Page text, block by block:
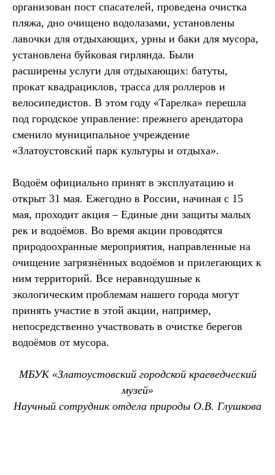
организован пост спасателей, проведена очистка
пляжа, дно очищено водолазами, установлены
лавочки для отдыхающих, урны и баки для мусора,
установлена буйковая гирлянда. Были
расширены услуги для отдыхающих: батуты,
прокат квадрациклов, трасса для роллеров и
велосипедистов. В этом году «Тарелка» перешла
под городское управление: прежнего арендатора
сменило муниципальное учреждение
«Златоустовский парк культуры и отдыха».
Водоём официально принят в эксплуатацию и
открыт 31 мая. Ежегодно в России, начиная с 15
мая, проходит акция – Единые дни защиты малых
рек и водоёмов. Во время акции проводятся
природоохранные мероприятия, направленные на
очищение загрязнённых водоёмов и прилегающих к
ним территорий. Все неравнодушные к
экологическим проблемам нашего города могут
принять участие в этой акции, например,
непосредственно участвовать в очистке берегов
водоёмов от мусора.
МБУК «Златоустовский городской краеведческий
музей»
Научный сотрудник отдела природы О.В. Глушкова